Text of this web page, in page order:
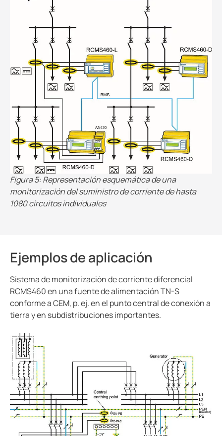
Figura 5: Representación esquemática de una
monitorización del suministro de corriente de hasta
1080 circuitos individuales
Ejemplos de aplicación
Sistema de monitorización de corriente diferencial
RCMS460 en una fuente de alimentación TN-S
conforme a CEM, p. ej. en el punto central de conexión a
tierra y en subdistribuciones importantes.